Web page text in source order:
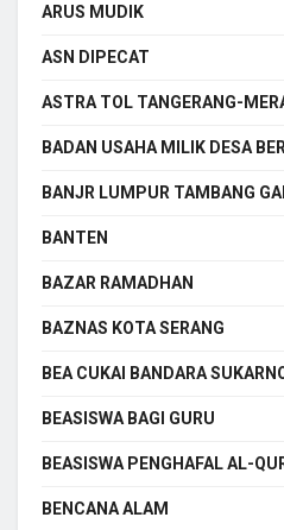
ARUS MUDIK
ASN DIPECAT
ASTRA TOL TANGERANG-
BADAN USAHA MILIK DESA
BANJR LUMPUR TAMBANG
BANTEN
BAZAR RAMADHAN
BAZNAS KOTA SERANG
BEA CUKAI BANDARA
BEASISWA BAGI GURU
BEASISWA PENGHAFAL AL-
BENCANA ALAM